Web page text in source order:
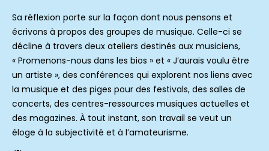
Sa réflexion porte sur la façon dont nous pensons et
écrivons à propos des groupes de musique. Celle-ci se
décline à travers deux ateliers destinés aux musiciens,
« Promenons-nous dans les bios » et « J’aurais voulu être
un artiste », des conférences qui explorent nos liens avec
la musique et des piges pour des festivals, des salles de
concerts, des centres-ressources musiques actuelles et
des magazines. À tout instant, son travail se veut un
éloge à la subjectivité et à l’amateurisme.